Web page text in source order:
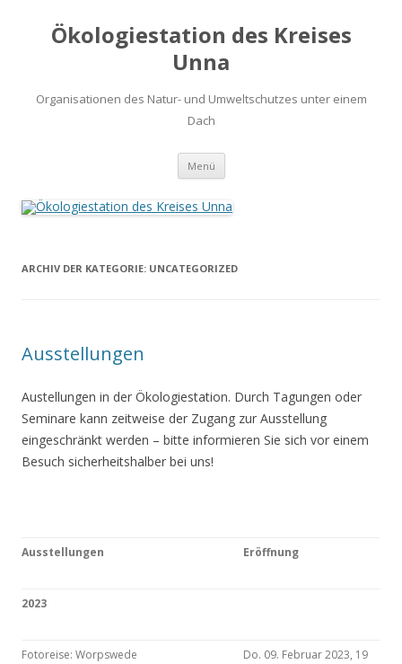
Ökologiestation des Kreises
Unna
Organisationen des Natur- und Umweltschutzes unter einem
Dach
Menü Zum
springen
ARCHIV DER KATEGORIE: UNCATEGORIZED
Ausstellungen
Austellungen in der Ökologiestation. Durch Tagungen oder
Seminare kann zeitweise der Zugang zur Ausstellung
eingeschränkt werden – bitte informieren Sie sich vor einem
Besuch sicherheitshalber bei uns!
Ausstellungen Eröffnung
2023
Fotoreise: Worpswede
Do. 09. Februar 2023, 19